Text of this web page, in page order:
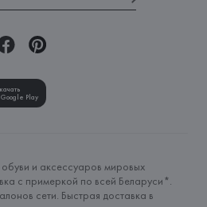
Google Play
и аксессуаров мировых
с примеркой по всей Беларуси*.
сети. Быстрая доставка в